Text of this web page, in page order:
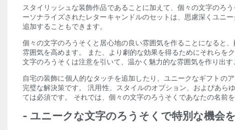
スタイリッシュな装飾作品であることに加えて、個々の文字のろ
ーソナライズされたレターキャンドルのセットは、思慮深くユニ
追加することもできます。
個々の文字のろうそくと居心地の良い雰囲気を作ることになると
雰囲気を高めます。 また、より劇的な効果を得るためにそれらを
文字のろうそくは注意を引いて、温かく魅力的な雰囲気を作り出す
自宅の装飾に個人的なタッチを追加したり、ユニークなギフトの
完璧な解決策です。 汎用性、スタイルのオプション、およびあら
ては必須です。 それでは、個々の文字のろうそくであなたの名前
- ユニークな文字のろうそくで特別な機会